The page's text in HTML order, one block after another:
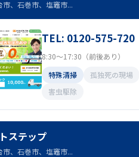
市、石巻市、塩竈市...
TEL: 0120-575-720
8:30～17:30（前後あり）
特殊清掃
孤独死の現場
害虫駆除
ステップ
市、石巻市、塩竈市...